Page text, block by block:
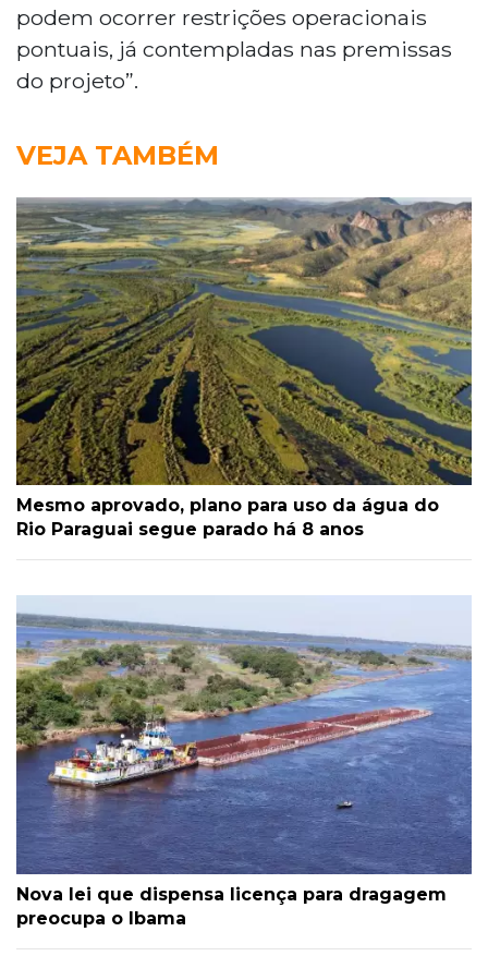
podem ocorrer restrições operacionais
pontuais, já contempladas nas premissas
do projeto”.
VEJA TAMBÉM
Mesmo aprovado, plano para uso da água do
Rio Paraguai segue parado há 8 anos
Nova lei que dispensa licença para dragagem
preocupa o Ibama